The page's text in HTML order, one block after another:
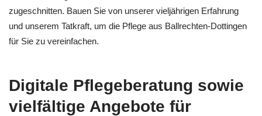
zugeschnitten. Bauen Sie von unserer vieljährigen Erfahrung
und unserem Tatkraft, um die Pflege aus Ballrechten-Dottingen
für Sie zu vereinfachen.
Digitale Pflegeberatung sowie
vielfältige Angebote für